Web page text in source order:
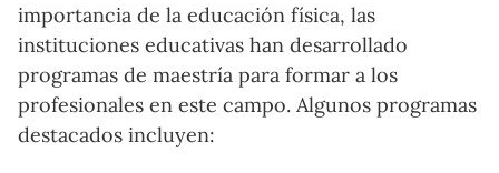
importancia de la educación física, las
instituciones educativas han desarrollado
programas de maestría para formar a los
profesionales en este campo. Algunos programas
destacados incluyen: